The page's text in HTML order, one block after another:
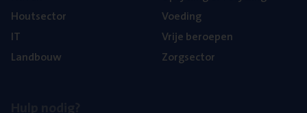
Hout­sec­tor
IT
Land­bouw
Voe­ding
Vrije beroe­pen
Zorg­sec­tor